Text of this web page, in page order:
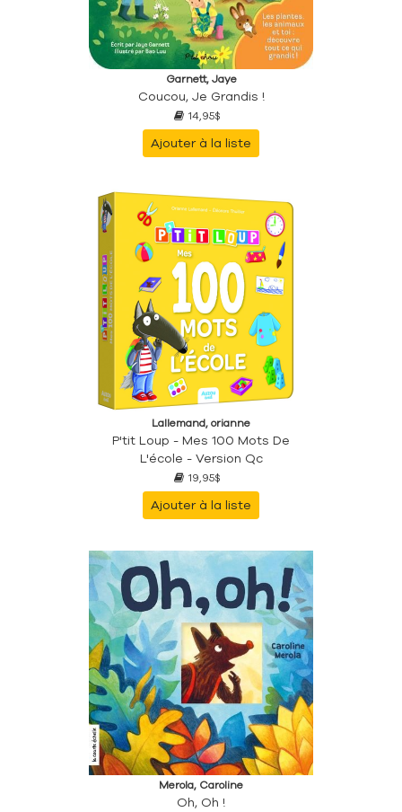
Garnett, Jaye
Coucou, Je Grandis !
14,95$
Ajouter à la liste
Lallemand, orianne
P'tit Loup - Mes 100 Mots De
L'école - Version Qc
19,95$
Ajouter à la liste
Merola, Caroline
Oh, Oh !